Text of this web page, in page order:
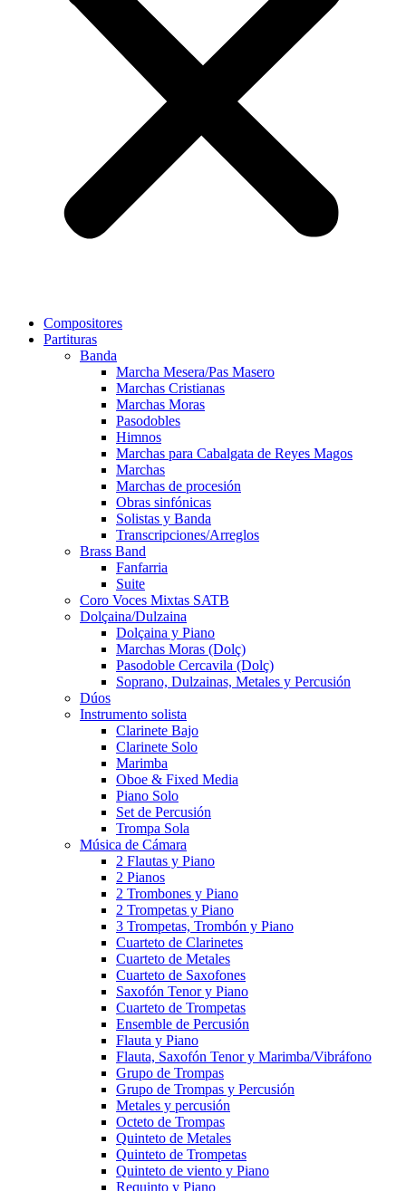
Compositores
Partituras
Banda
Marcha Mesera/Pas Masero
Marchas Cristianas
Marchas Moras
Pasodobles
Himnos
Marchas para Cabalgata de Reyes Magos
Marchas
Marchas de procesión
Obras sinfónicas
Solistas y Banda
Transcripciones/Arreglos
Brass Band
Fanfarria
Suite
Coro Voces Mixtas SATB
Dolçaina/Dulzaina
Dolçaina y Piano
Marchas Moras (Dolç)
Pasodoble Cercavila (Dolç)
Soprano, Dulzainas, Metales y Percusión
Dúos
Instrumento solista
Clarinete Bajo
Clarinete Solo
Marimba
Oboe & Fixed Media
Piano Solo
Set de Percusión
Trompa Sola
Música de Cámara
2 Flautas y Piano
2 Pianos
2 Trombones y Piano
2 Trompetas y Piano
3 Trompetas, Trombón y Piano
Cuarteto de Clarinetes
Cuarteto de Metales
Cuarteto de Saxofones
Saxofón Tenor y Piano
Cuarteto de Trompetas
Ensemble de Percusión
Flauta y Piano
Flauta, Saxofón Tenor y Marimba/Vibráfono
Grupo de Trompas
Grupo de Trompas y Percusión
Metales y percusión
Octeto de Trompas
Quinteto de Metales
Quinteto de Trompetas
Quinteto de viento y Piano
Requinto y Piano